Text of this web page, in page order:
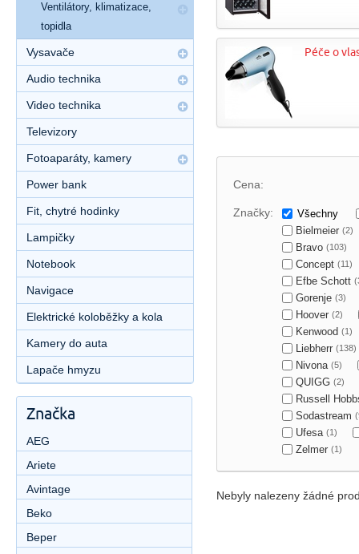
Péče o
Cena:
Značky:
Všechny
Bielmeier (2)
Bravo (103)
Concept (11)
Efbe Schott
Gorenje (3)
Hoover (2)
Kenwood (1)
Liebherr (138)
Nivona (5)
QUIGG (2)
Russell
Sodastream
Ufesa (1)
Zelmer (1)
Nebyly nalezeny žádné
Ventilátory, klimatizace,
topidla
Vysavače
Audio technika
Video technika
Televizory
Fotoaparáty, kamery
Power bank
Fit, chytré hodinky
Lampičky
Notebook
Navigace
Elektrické koloběžky a kola
Kamery do auta
Lapače hmyzu
Značka
AEG
Ariete
Avintage
Beko
Beper